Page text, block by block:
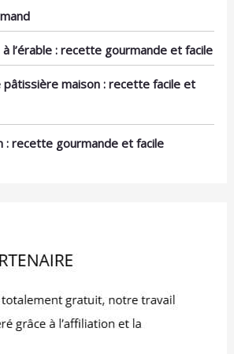
vos envies sucrées ou
PAINS POUR TOUS LES
propose des pains
prétranchés se déclinant
en plusieurs recettes :
KRISPROLLS LE
CRÉATEUR DES PETITS
Krisprolls est la marque
originale de pain suédois
l’érable : recette gourmande et facile
pâtissière maison : recette facile et
: recette gourmande et facile